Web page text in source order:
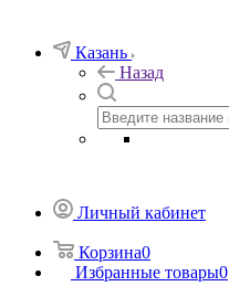
Казань
Назад
Личный кабинет
Корзина0
Избранные товары0